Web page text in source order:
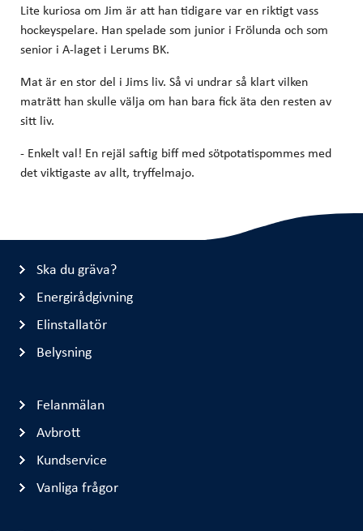
Lite kuriosa om Jim är att han tidigare var en riktigt vass
hockeyspelare. Han spelade som junior i Frölunda och som
senior i A-laget i Lerums BK.
Mat är en stor del i Jims liv. Så vi undrar så klart vilken
maträtt han skulle välja om han bara fick äta den resten av
sitt liv.
- Enkelt val! En rejäl saftig biff med sötpotatispommes med
det viktigaste av allt, tryffelmajo.
Ska du gräva?
Energirådgivning
Elinstallatör
Belysning
Felanmälan
Avbrott
Kundservice
Vanliga frågor